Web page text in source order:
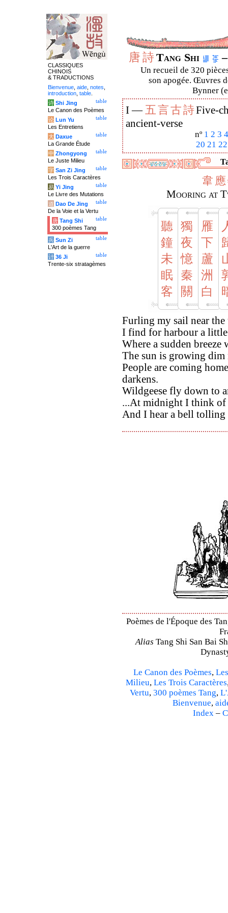
唐詩Tang Shi
Un recueil de 320
son apogée. Œuvres
Bynner
I —五言古詩Five-
ancient-verse
nº 1 2 3 4
20 21 22
韋 應
Mooring at
聽
鐘
未
眠
客
獨
夜
憶
秦
關
雁
下
蘆
洲
白
Furling my sail near
I find for harbour a
Where a sudden breeze
The sun is growing
People are coming
darkens.
Wildgeese fly down to
...At midnight I think of
And I hear a bell tolling
Poèmes de l'Époque des
Alias Tang Shi San Bai
Le Canon des Poèmes,
Milieu, Les Trois Caractères
Vertu, 300 poèmes Tang,
Bienvenue,
Index–
CLASSIQUES
CHINOIS
& TRADUCTIONS
Bienvenue aide notes
introduction table
table
诗 Shi Jing
Le Canon des Poèmes
table
论 Lun Yu
Les Entretiens
table
大 Daxue
La Grande Étude
table
中 Zhongyong
Le Juste Milieu
table
字 San Zi Jing
Les Trois Caractères
table
易 Yi Jing
Le Livre des Mutations
table
道 Dao De Jing
De la Voie et la Vertu
table
唐 Tang Shi
300 poèmes Tang
table
兵 Sun Zi
L'Art de la guerre
table
计 36 Ji
Trente-six stratagèmes